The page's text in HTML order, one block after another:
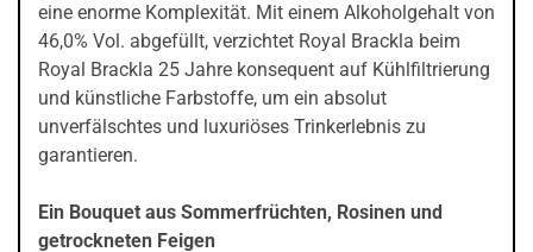
eine enorme Komplexität. Mit einem Alkoholgehalt von
46,0% Vol. abgefüllt, verzichtet Royal Brackla beim
Royal Brackla 25 Jahre konsequent auf Kühlfiltrierung
und künstliche Farbstoffe, um ein absolut
unverfälschtes und luxuriöses Trinkerlebnis zu
garantieren.
Ein Bouquet aus Sommerfrüchten, Rosinen und
getrockneten Feigen